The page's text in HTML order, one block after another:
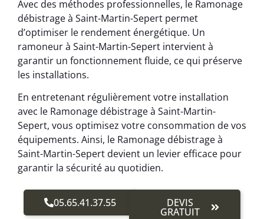
Avec des méthodes professionnelles, le Ramonage
débistrage à Saint-Martin-Sepert permet
d’optimiser le rendement énergétique. Un
ramoneur à Saint-Martin-Sepert intervient à
garantir un fonctionnement fluide, ce qui préserve
les installations.
En entretenant régulièrement votre installation
avec le Ramonage débistrage à Saint-Martin-
Sepert, vous optimisez votre consommation de vos
équipements. Ainsi, le Ramonage débistrage à
Saint-Martin-Sepert devient un levier efficace pour
garantir la sécurité au quotidien.
05.65.41.37.55 DEVIS
GRATUIT